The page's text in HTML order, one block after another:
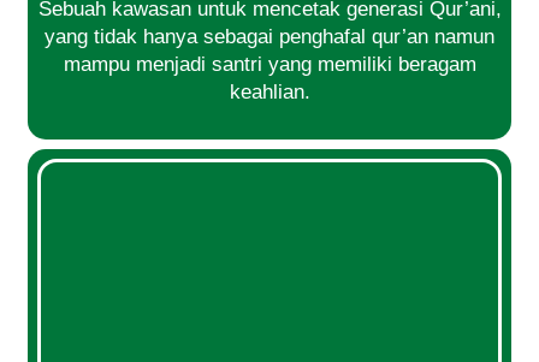
Sebuah kawasan untuk mencetak generasi Qur’ani,
yang tidak hanya sebagai penghafal qur’an namun
mampu menjadi santri yang memiliki beragam
keahlian.